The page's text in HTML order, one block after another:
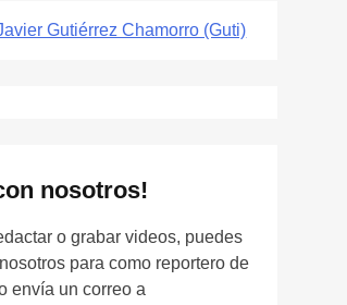
Gutiérrez Chamorro (Guti)
nosotros!
o grabar videos, puedes
para como reportero de
envía un correo a